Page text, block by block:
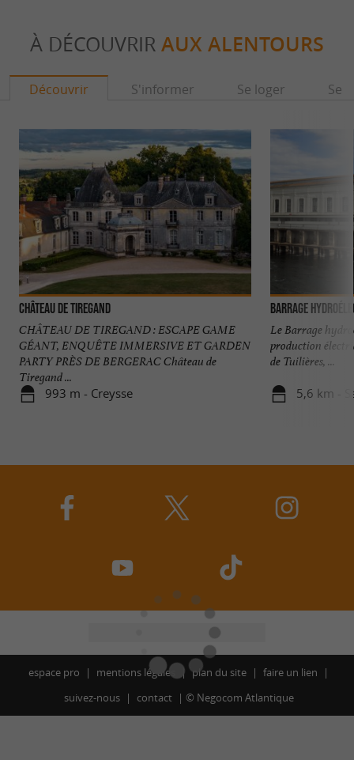
À DÉCOUVRIR AUX ALENTOURS
Découvrir S'informer Se loger Se
Château de Tiregand
CHÂTEAU DE TIREGAND : ESCAPE GAME
GÉANT, ENQUÊTE IMMERSIVE ET GARDEN
PARTY PRÈS DE BERGERAC Château de
Tiregand ...
993 m - Creysse
Barrage
Le Barrage
production
de Tuilières, ...
5,6 km -
espace pro mentions légales plan du site
faire un lien
suivez-nous
contact © Negocom Atlantique